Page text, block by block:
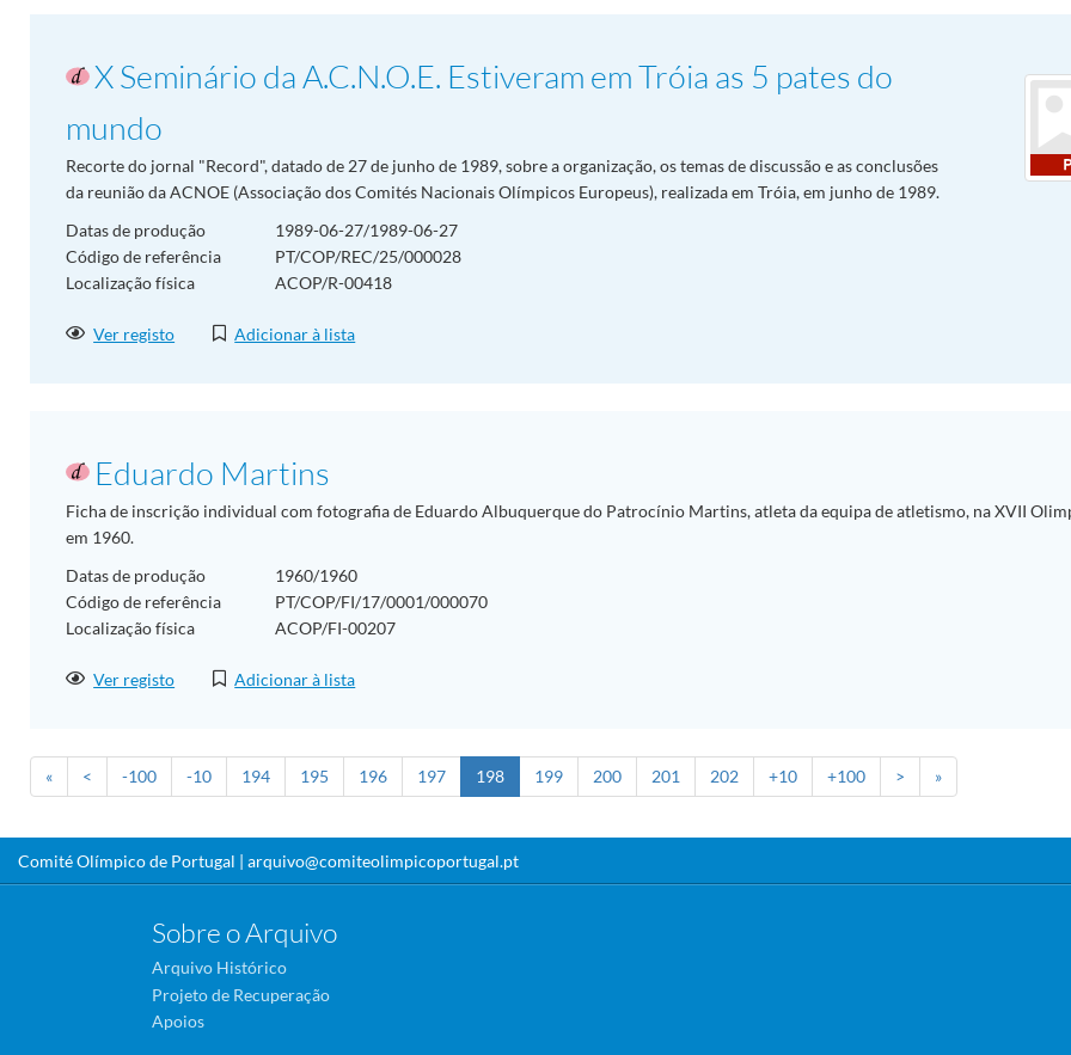
X Seminário da A.C.N.O.E. Estiveram em Tróia as 5 pates do
mundo
Recorte do jornal "Record", datado de 27 de junho de 1989, sobre a organização, os temas de discussão e as conclusões
da reunião da ACNOE (Associação dos Comités Nacionais Olímpicos Europeus), realizada em Tróia, em junho de 1989.
Datas de produção
1989-06-27/1989-06-27
Código de referência
PT/COP/REC/25/000028
Localização física
ACOP/R-00418
Ver registo Adicionar à lista
Eduardo Martins
Ficha de inscrição individual com fotografia de Eduardo Albuquerque do Patrocínio Martins, atleta da equipa de atletismo, na XVII
em 1960.
Datas de produção
1960/1960
Código de referência
PT/COP/FI/17/0001/000070
Localização física
ACOP/FI-00207
Ver registo Adicionar à lista
« < -100 -10 194 195 196 197 198 199 200 201 202 +10 +100 > »
Comité Olímpico de Portugal | arquivo@comiteolimpicoportugal.pt
Sobre o Arquivo
Arquivo Histórico
Projeto de Recuperação
Apoios